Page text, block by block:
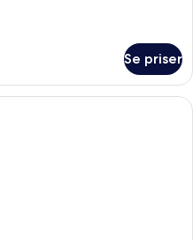
Se priser
Et hotelværelse med en stor seng,